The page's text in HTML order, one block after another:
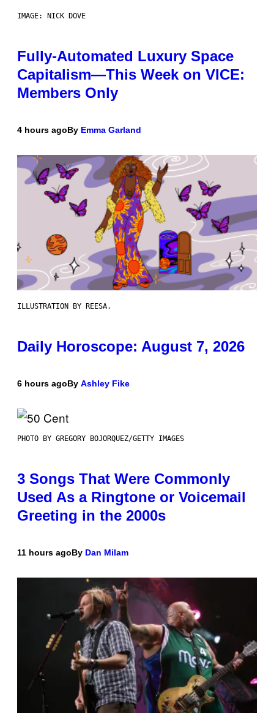
IMAGE: NICK DOVE
Fully-Automated Luxury Space
Capitalism—This Week on VICE:
Members Only
4 hours agoBy Emma Garland
ILLUSTRATION BY REESA.
Daily Horoscope: August 7, 2026
6 hours agoBy Ashley Fike
PHOTO BY GREGORY BOJORQUEZ/GETTY IMAGES
3 Songs That Were Commonly
Used As a Ringtone or Voicemail
Greeting in the 2000s
11 hours agoBy Dan Milam